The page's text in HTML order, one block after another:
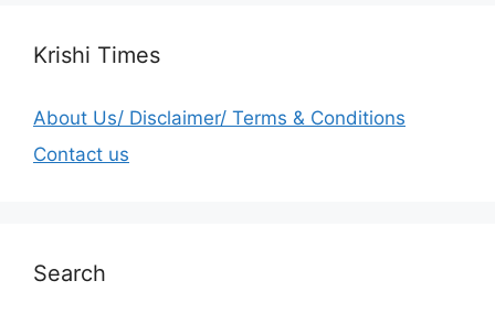
Krishi Times
About Us/ Disclaimer/ Terms & Conditions
Contact us
Search